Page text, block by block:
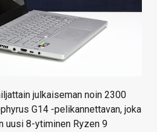
julkaiseman noin 2300
G14 -pelikannettavan, joka
uusi 8-ytiminen Ryzen 9